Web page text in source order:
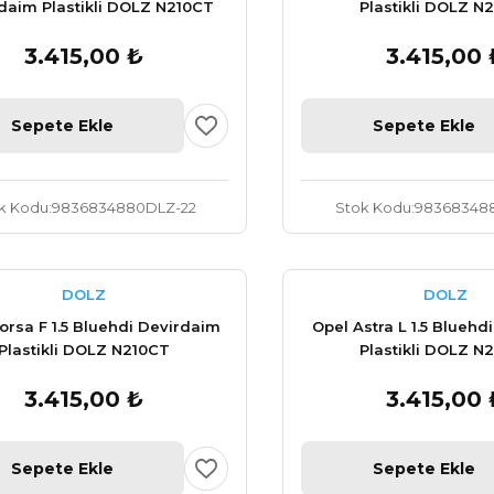
Plastikli DOLZ N210CT
3.415,00 ₺
Sepete Ekle
Kodu 9836834880DLZ-22
Plastikli DOLZ
3.415,00
Sepete Ekle
Stok Kodu
DOLZ
F 1.5 Bluehdi Devirdaim
DOLZ N210CT
3.415,00 ₺
Sepete Ekle
DOLZ
Opel Astra L 1.5
Plastikli DOLZ
3.415,00
Sepete Ekle